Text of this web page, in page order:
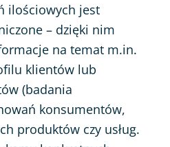
ilościowych jest
– dzięki nim
na temat m.in.
klientów lub
(badania
konsumentów,
produktów czy usług.